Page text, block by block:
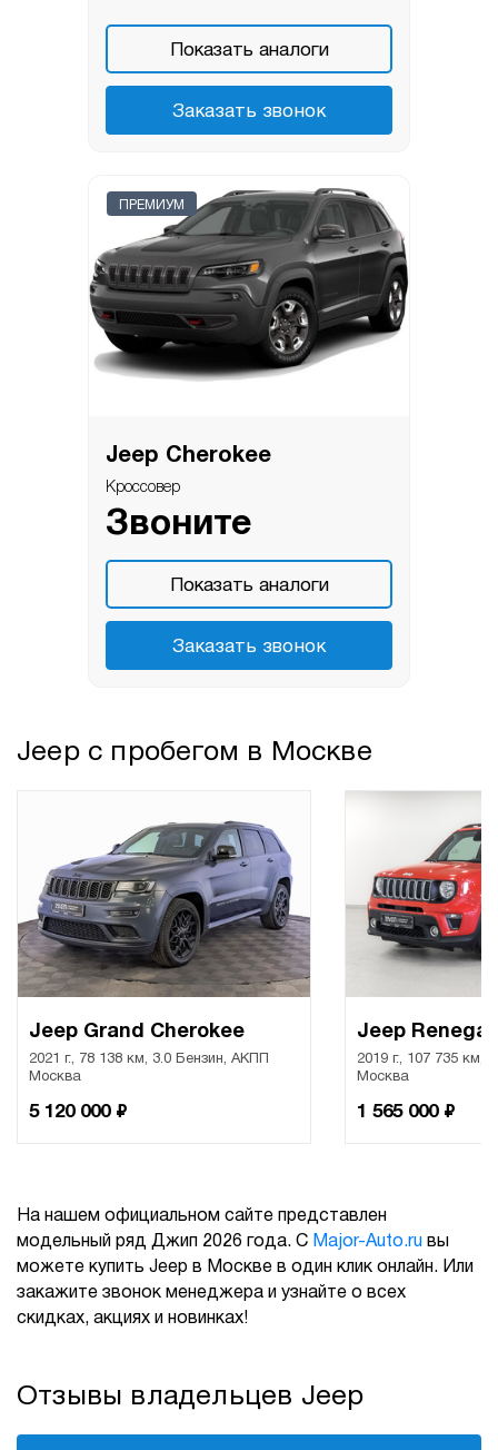
Показать аналоги
Заказать звонок
ПРЕМИУМ
Jeep Cherokee
Кроссовер
Звоните
Показать аналоги
Заказать звонок
Jeep с пробегом в Москве
Jeep Grand Cherokee
2021 г., 78 138 км, 3.0 Бензин, АКПП
Москва
5 120 000 ₽
Jeep
2019 г., 107 735 км,
Москва
1 565 000 ₽
На нашем официальном сайте представлен
модельный ряд Джип 2026 года. С Major-Auto.ru вы
можете купить Jeep в Москве в один клик онлайн. Или
закажите звонок менеджера и узнайте о всех
скидках, акциях и новинках!
Отзывы владельцев Jeep